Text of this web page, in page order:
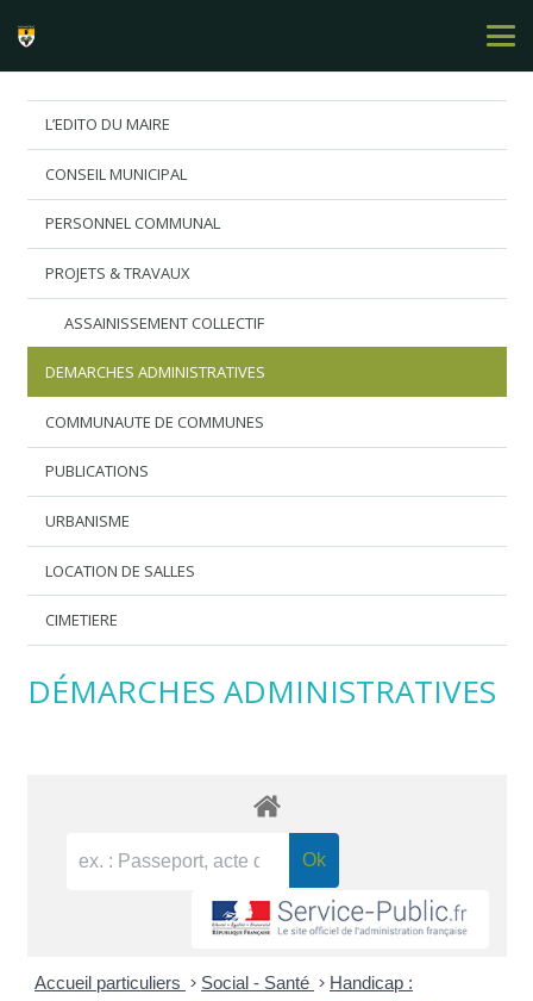
L’EDITO DU MAIRE
CONSEIL MUNICIPAL
PERSONNEL COMMUNAL
PROJETS & TRAVAUX
ASSAINISSEMENT COLLECTIF
DEMARCHES ADMINISTRATIVES
COMMUNAUTE DE COMMUNES
PUBLICATIONS
URBANISME
LOCATION DE SALLES
CIMETIERE
DÉMARCHES ADMINISTRATIVES
Accueil particuliers > Social - Santé > Handicap :